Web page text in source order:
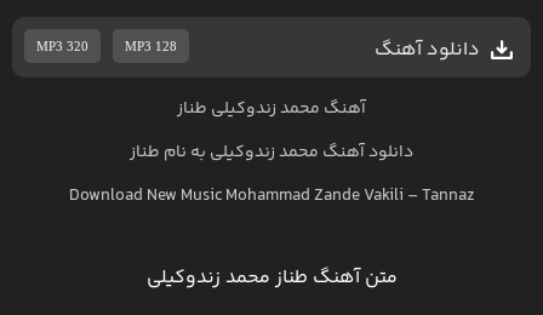
دانلود آهنگ MP3 320 MP3 128
آهنگ محمد زندوکیلی طناز
دانلود آهنگ محمد زندوکیلی به نام طناز
Download New MusicMohammad Zande Vakili –Tannaz
متن آهنگ طناز محمد زندوکیلی